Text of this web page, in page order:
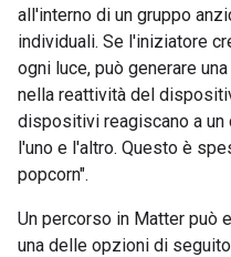
all'interno di un gruppo
individuali. Se l'iniziatore
ogni luce, può generare
nella reattività del
dispositivi reagiscano a
l'uno e l'altro. Questo è
popcorn".
Un percorso in Matter può
una delle opzioni di